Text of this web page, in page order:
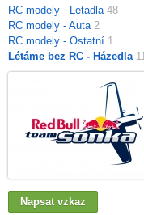
RC modely - Letadla 48
RC modely - Auta 2
RC modely - Ostatní 1
Létáme bez RC - Házedla